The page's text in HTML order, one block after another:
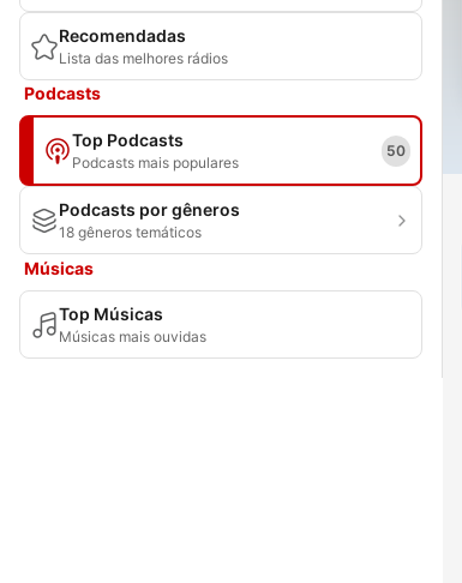
Recomendadas
Lista das melhores rádios
Podcasts
Top Podcasts
Podcasts mais populares
50
Podcasts por gêneros
18 gêneros temáticos
Músicas
Top Músicas
Músicas mais ouvidas